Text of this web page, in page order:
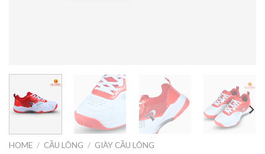
HOME / CẦU LÔNG / GIÀY CẦU LÔNG